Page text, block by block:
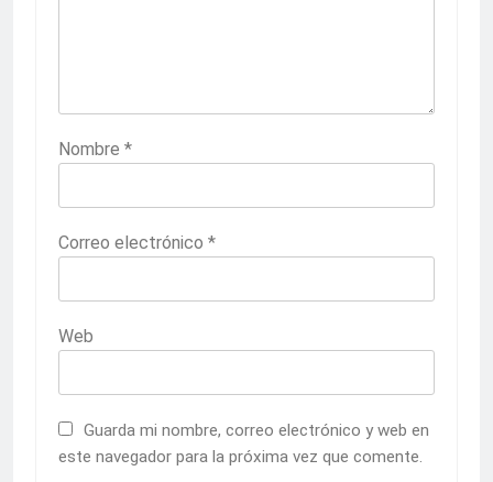
Nombre *
Correo electrónico *
Web
Guarda mi nombre, correo electrónico y web en
este navegador para la próxima vez que comente.